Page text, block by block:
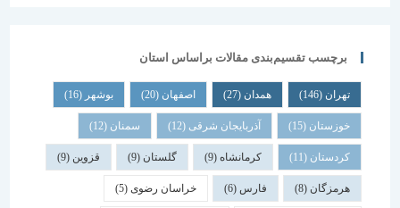
برچسب تقسیم‌بندی مقالات براساس استان
همدان اصفهان (20) بوشهر
خوزستان(15) آذربایجان شرقی(12) سمنان (12)
کردستان(11) کرمانشاه(9) گلستان (9) قزوین
هرمزگان(8) فارس خراسان رضوی(5)